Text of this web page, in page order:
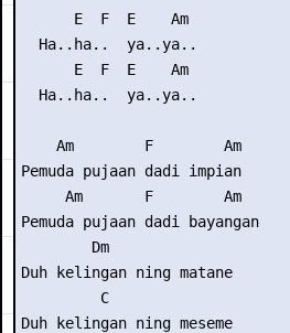
      E  F  E    Am
  Ha..ha..  ya..ya..
      E  F  E    Am
  Ha..ha..  ya..ya..
    Am        F        Am
Pemuda pujaan dadi impian
     Am       F        Am
Pemuda pujaan dadi bayangan
        Dm
Duh kelingan ning matane
         C
Duh kelingan ning meseme